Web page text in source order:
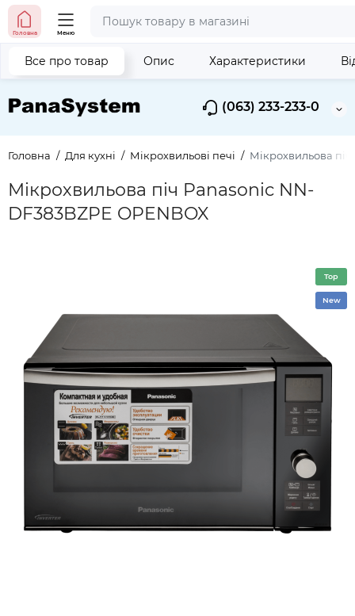
(063) 233-233-0
Головна Меню
Головна Для кухні Мікрохвильові печі Мікрохвильова
Мікрохвильова піч Panasonic NN-
DF383BZPE OPENBOX
Все про товар Опис Характеристики
Top
New